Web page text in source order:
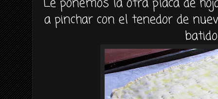
a pinchar con el tenedor de